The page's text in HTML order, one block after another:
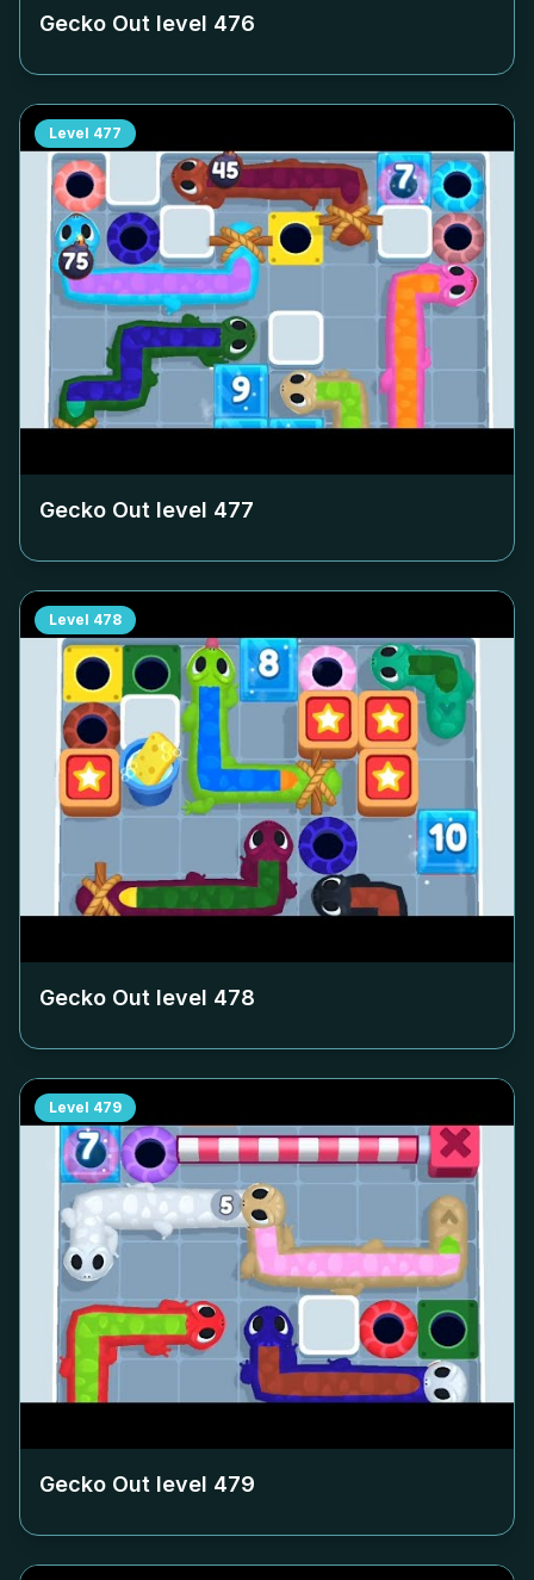
Gecko Out level 476
Level 477
Gecko Out level 477
Level 478
Gecko Out level 478
Level 479
Gecko Out level 479